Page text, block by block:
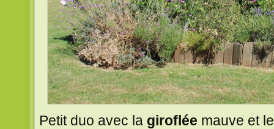
Petit duo avec la giroflée mauve et